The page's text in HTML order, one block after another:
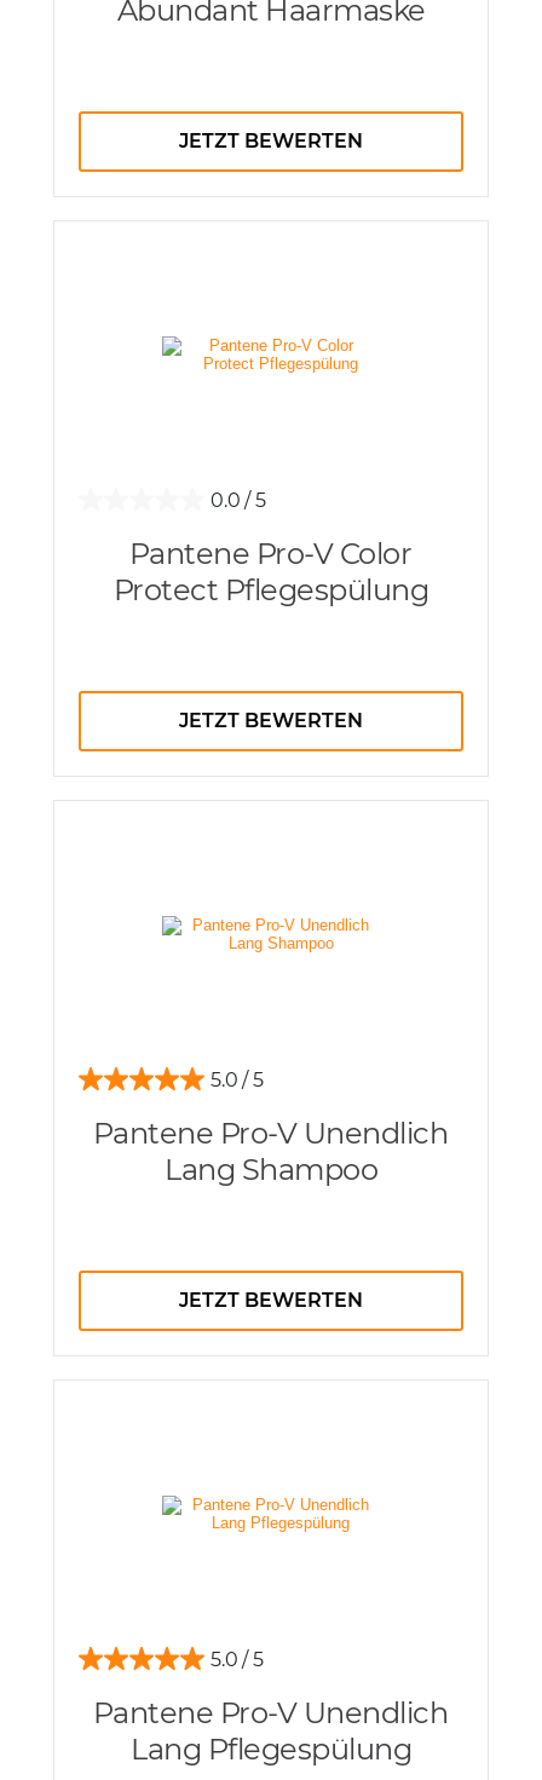
Abundant Haarmaske
JETZT BEWERTEN
0.0
Pantene Pro-V Color
Protect Pflegespülung
JETZT BEWERTEN
5.0
Pantene Pro-V Unendlich
Lang Shampoo
JETZT BEWERTEN
5.0
Pantene Pro-V Unendlich
Lang Pflegespülung